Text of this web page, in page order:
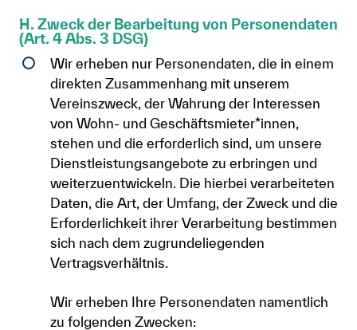
H. Zweck der Bearbeitung von Personendaten
(Art. 4 Abs. 3 DSG)
Wir erheben nur Personendaten, die in einem
direkten Zusammenhang mit unserem
Vereinszweck, der Wahrung der Interessen
von Wohn- und Geschäftsmieter*innen,
stehen und die erforderlich sind, um unsere
Dienstleistungsangebote zu erbringen und
weiterzuentwickeln. Die hierbei verarbeiteten
Daten, die Art, der Umfang, der Zweck und die
Erforderlichkeit ihrer Verarbeitung bestimmen
sich nach dem zugrundeliegenden
Vertragsverhältnis.
Wir erheben Ihre Personendaten namentlich
zu folgenden Zwecken: